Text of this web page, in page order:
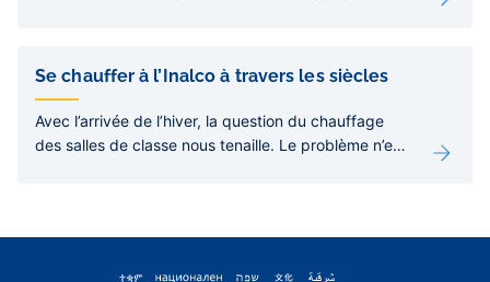
Se chauffer à l’Inalco à travers les siècles
Avec l’arrivée de l’hiver, la question du chauffage
des salles de classe nous tenaille. Le problème n’est